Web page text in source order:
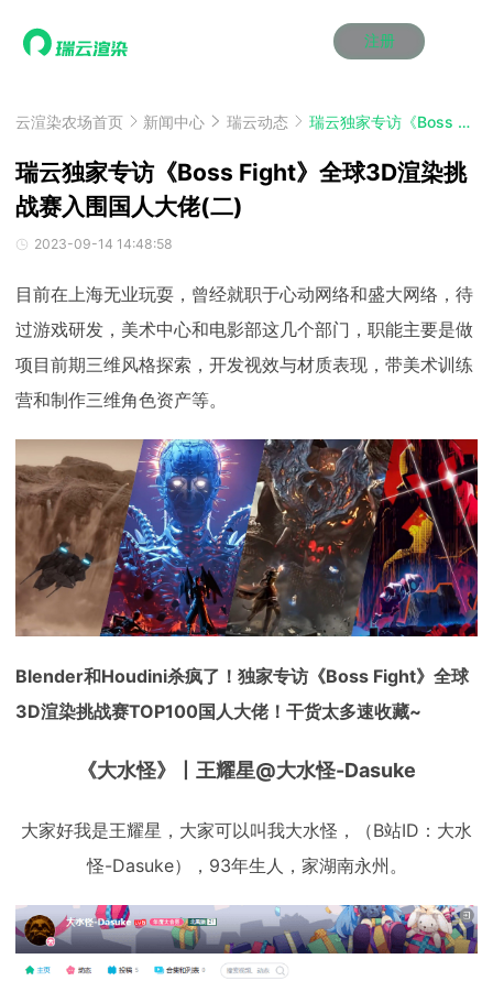
注册
效果图渲染
云制作
云渲染管理系统
瑞兔百宝箱
AI视频插帧
效果图渲染
云制作
云渲染管理系统
瑞兔百宝箱
AI视频插帧
效果图渲染
云制作
云渲染管理系统
瑞兔百宝箱
AI视频插帧
效果图渲染
云制作
云渲染管理系统
瑞兔百宝箱
AI视频插帧
效果图渲染
云制作
云渲染管理系统
瑞兔百宝箱
AI视频插帧
效果图渲染
云制作
云渲染管理系统
瑞兔百宝箱
AI视频插帧
解决方案
3ds Max云渲染方案
Maya AI渲染方案
3ds Max云渲染方案
Maya AI渲染方案
3ds Max云渲染方案
Maya AI渲染方案
3ds Max云渲染方案
Maya AI渲染方案
3ds Max云渲染方案
Maya AI渲染方案
3ds Max云渲染方案
Maya AI渲染方案
动画价格
效果图价格
云制作价格
动画价格
效果图价格
云制作价格
动画价格
效果图价格
云制作价格
动画价格
效果图价格
云制作价格
动画价格
效果图价格
云制作价格
动画价格
效果图价格
云制作价格
资讯&赛事
新闻资讯
渲染百科
渲染大赛
泛CG交流会
新闻资讯
渲染百科
渲染大赛
泛CG交流会
新闻资讯
渲染百科
渲染大赛
泛CG交流会
新闻资讯
渲染百科
渲染大赛
泛CG交流会
新闻资讯
渲染百科
渲染大赛
泛CG交流会
新闻资讯
渲染百科
渲染大赛
泛CG交流会
特惠专区
云渲染优惠攻略
青云平台
教育优惠
云渲染优惠攻略
青云平台
教育优惠
云渲染优惠攻略
青云平台
教育优惠
云渲染优惠攻略
青云平台
教育优惠
云渲染优惠攻略
青云平台
教育优惠
云渲染优惠攻略
青云平台
教育优惠
关于我们
下载动画客户端
效果图客户端
动画客户端
效果图客户端
动画客户端
效果图客户端
动画客户端
效果图客户端
动画客户端
效果图客户端
动画客户端
效果图客户端
帮助/教程
登录
云渲染农场首页 新闻中心 瑞云动态 瑞云独家专访《Boss Fight》全球3D渲染挑战赛入围国人大佬(二)
瑞云独家专访《Boss Fight》全球3D渲染挑
战赛入围国人大佬(二)
2023-09-14 14:48:58
目前在上海无业玩耍，曾经就职于心动网络和盛大网络，待
过游戏研发，美术中心和电影部这几个部门，职能主要是做
项目前期三维风格探索，开发视效与材质表现，带美术训练
营和制作三维角色资产等。
Blender和Houdini杀疯了！独家专访《Boss Fight》全球
3D渲染挑战赛TOP100国人大佬！干货太多速收藏~
《大水怪》丨王耀星@大水怪-Dasuke
大家好我是王耀星，大家可以叫我大水怪，（B站ID：大水
怪-Dasuke），93年生人，家湖南永州。